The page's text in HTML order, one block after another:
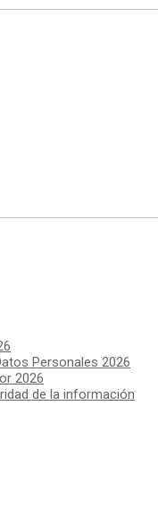
Personales 2026
2026
de la información